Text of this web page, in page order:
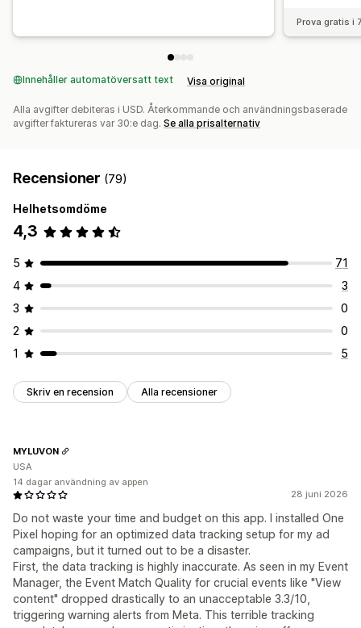
Prova gratis i
Innehåller automatöversatt text Visa original
Alla avgifter debiteras i USD. Återkommande och användningsbaserade
avgifter faktureras var 30:e dag. Se alla prisalternativ
Recensioner (79)
Helhetsomdöme
4,3
5
71
4
3
3
0
2
0
1
5
Skriv en recension Alla recensioner
28 juni 2026
Do not waste your time and budget on this app. I installed One
Pixel hoping for an optimized data tracking setup for my ad
campaigns, but it turned out to be a disaster.
First, the data tracking is highly inaccurate. As seen in my Event
Manager, the Event Match Quality for crucial events like "View
content" dropped drastically to an unacceptable 3.3/10,
triggering warning alerts from Meta. This terrible tracking
MYLUVON
USA
14 dagar användning av appen